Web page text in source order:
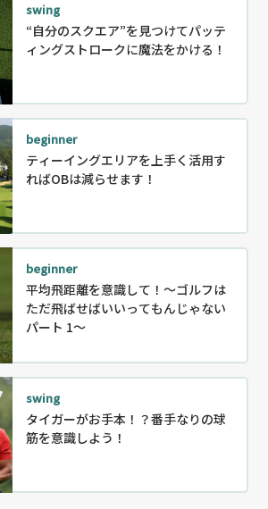
swing
“自分のスクエア”を見つけてパッテ
ィングストロークに魔法をかける！
beginner
ティーイングエリアを上手く活用す
ればOBは減らせます！
beginner
平均飛距離を意識して！～ゴルフは
ただ飛ばせばいいってもんじゃない
パート 1～
swing
タイガーがお手本！？番手なりの球
筋を意識しよう！